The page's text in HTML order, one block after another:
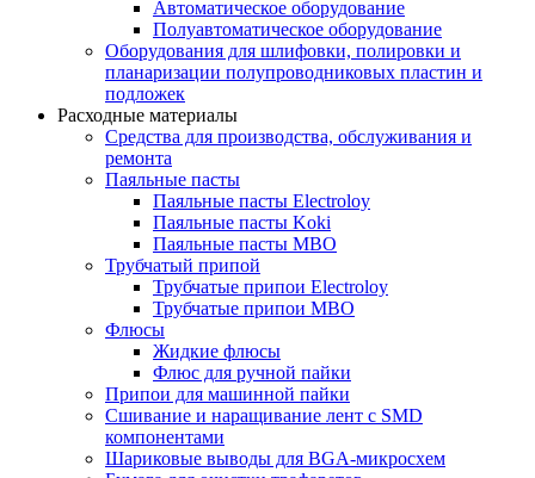
Автоматическое оборудование
Полуавтоматическое оборудование
Оборудования для шлифовки, полировки и
планаризации полупроводниковых пластин и
подложек
Расходные материалы
Средства для производства, обслуживания и
ремонта
Паяльные пасты
Паяльные пасты Electroloy
Паяльные пасты Koki
Паяльные пасты MBO
Трубчатый припой
Трубчатые припои Electroloy
Трубчатые припои MBO
Флюсы
Жидкие флюсы
Флюс для ручной пайки
Припои для машинной пайки
Сшивание и наращивание лент с SMD
компонентами
Шариковые выводы для BGA-микросхем